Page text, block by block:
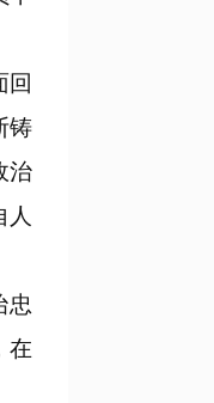
回
铸
治
人
忠
在